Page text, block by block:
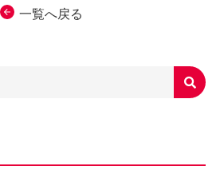
一覧へ戻る
